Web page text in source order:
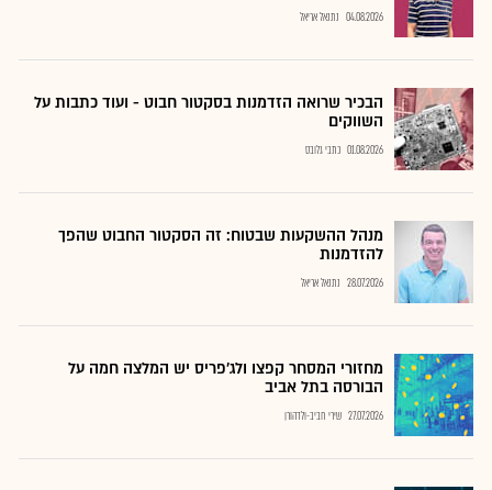
04.08.2026 נתנאל אריאל
הבכיר שרואה הזדמנות בסקטור חבוט - ועוד כתבות על
השווקים
01.08.2026 כתבי גלובס
מנהל ההשקעות שבטוח: זה הסקטור החבוט שהפך
להזדמנות
28.07.2026 נתנאל אריאל
מחזורי המסחר קפצו ולג'פריס יש המלצה חמה על
הבורסה בתל אביב
27.07.2026 שירי חביב-ולדהורן